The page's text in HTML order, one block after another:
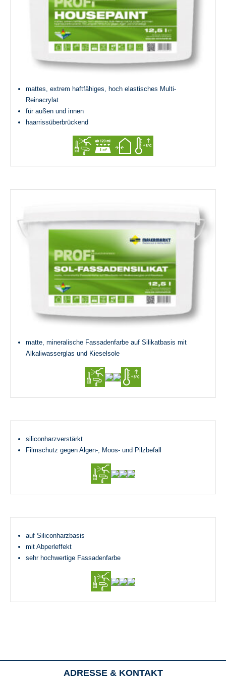
mattes, extrem haftfähiges, hoch elastisches Multi-
Reinacrylat
für außen und innen
haarrissüberbrückend
matte, mineralische Fassadenfarbe auf Silikatbasis mit
Alkaliwasserglas und Kieselsole
siliconharzverstärkt
Filmschutz gegen Algen-, Moos- und Pilzbefall
auf Siliconharzbasis
mit Abperleffekt
sehr hochwertige Fassadenfarbe
ADRESSE & KONTAKT